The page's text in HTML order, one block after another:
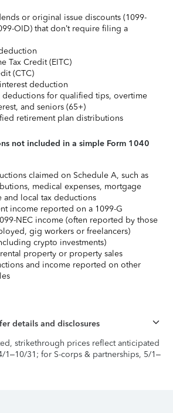
or original issue discounts (1099-
OID) that don’t require filing a
Tax Credit (EITC)
(CTC)
deduction
deductions for qualified tips, overtime
and seniors (65+)
retirement plan distributions
not included in a simple Form 1040
claimed on Schedule A, such as
medical expenses, mortgage
and local tax deductions
income reported on a 1099-G
NEC income (often reported by those
gig workers or freelancers)
crypto investments)
property or property sales
and income reported on other
details and disclosures
strikethrough prices reflect anticipated
1–10/31; for S-corps & partnerships, 5/1–